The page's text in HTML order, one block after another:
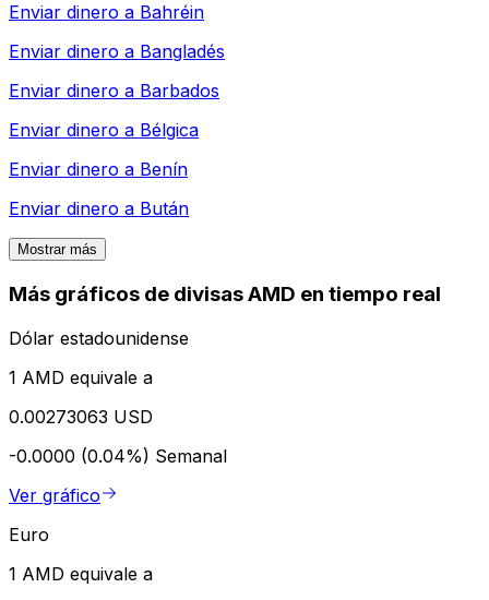
Enviar dinero a Bahréin
Enviar dinero a Bangladés
Enviar dinero a Barbados
Enviar dinero a Bélgica
Enviar dinero a Benín
Enviar dinero a Bután
Mostrar más
Más gráficos de divisas AMD en tiempo real
Dólar estadounidense
1 AMD equivale a
0.00273063 USD
-0.0000 (0.04%) Semanal
Ver gráfico
Euro
1 AMD equivale a